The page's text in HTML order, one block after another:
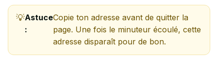
Astuce
:
Copie ton adresse avant de quitter la
page. Une fois le minuteur écoulé, cette
adresse disparaît pour de bon.